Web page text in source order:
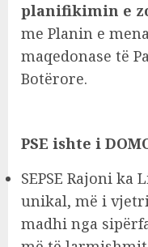
planifikimin e
me Planin e
maqedonase të
Botërore.
PSE ishte i
SEPSE Rajoni
unikal, më i
madhi nga